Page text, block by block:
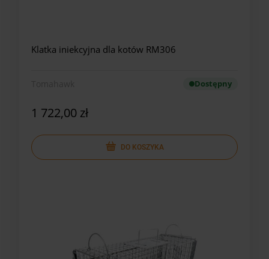
Klatka iniekcyjna dla kotów RM306
Dostępny
1 722,00 zł
DO KOSZYKA